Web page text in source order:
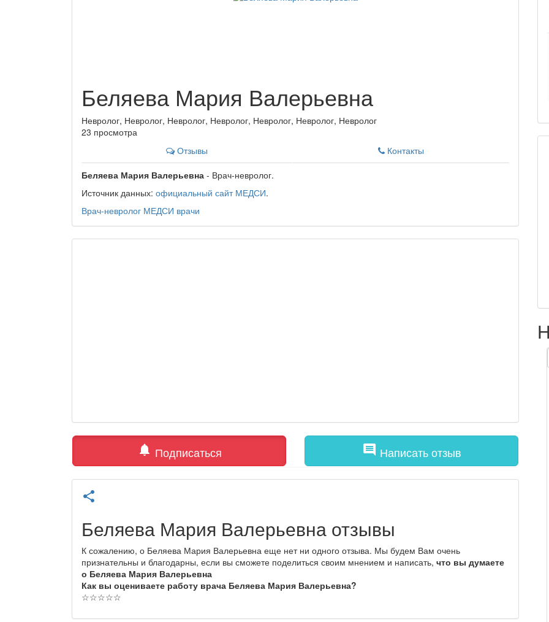
Беляева Мария Валерьевна
Невролог, Невролог, Невролог, Невролог, Невролог, Невролог, Невролог
23 просмотра
Отзывы
Контакты
Беляева Мария Валерьевна - Врач-невролог.
Источник данных: официальный сайт МЕДСИ.
Врач-невролог МЕДСИ врачи
notifications Подписаться comment Написать отзыв
share
Беляева Мария Валерьевна отзывы
К сожалению, о Беляева Мария Валерьевна еще нет ни одного отзыва. Мы будем Вам очень
признательны и благодарны, если вы сможете поделиться своим мнением и написать, что вы думаете
о Беляева Мария Валерьевна
Как вы оцениваете работу врача Беляева Мария Валерьевна?
☆☆☆☆☆